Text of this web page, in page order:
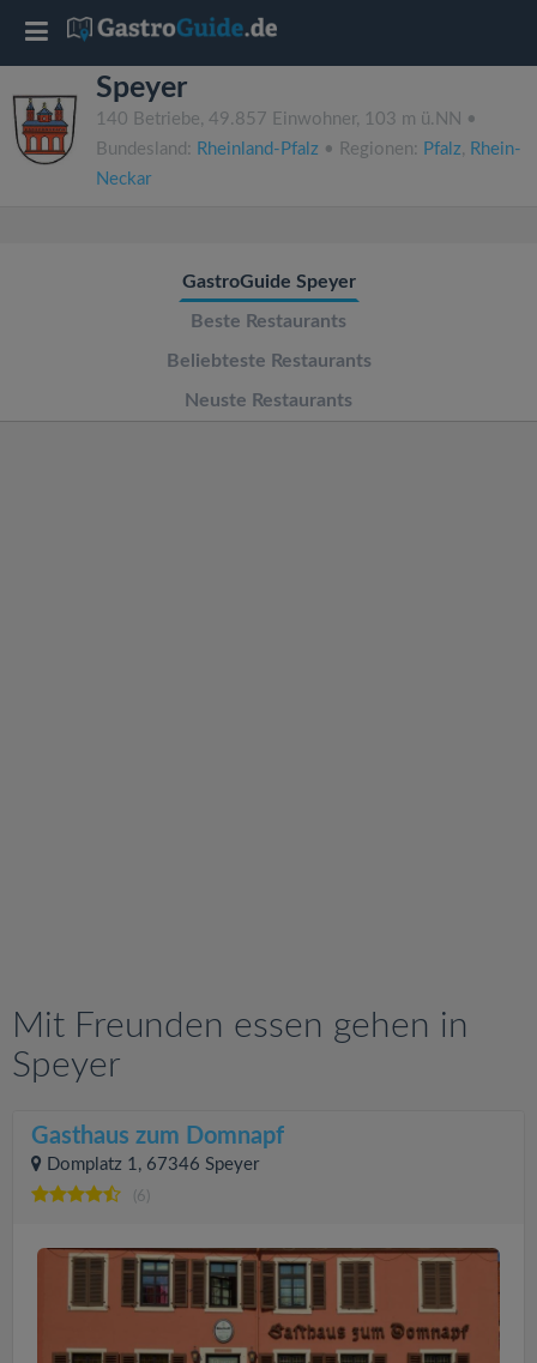
Speyer
140 Betriebe, 49.857 Einwohner, 103 m ü.NN •
Bundesland: Rheinland-Pfalz • Regionen: Pfalz, Rhein-
Neckar
GastroGuide Speyer
Beste Restaurants
Beliebteste Restaurants
Neuste Restaurants
Mit Freunden essen gehen in
Speyer
Gasthaus zum Domnapf
Domplatz 1, 67346 Speyer
(6)
T
o
g